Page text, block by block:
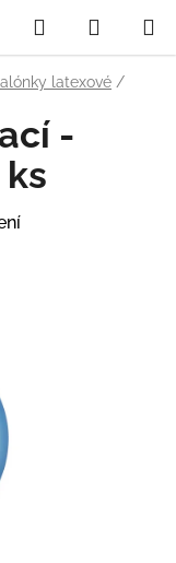
Hledat
KOŠÍK
latexové /
-